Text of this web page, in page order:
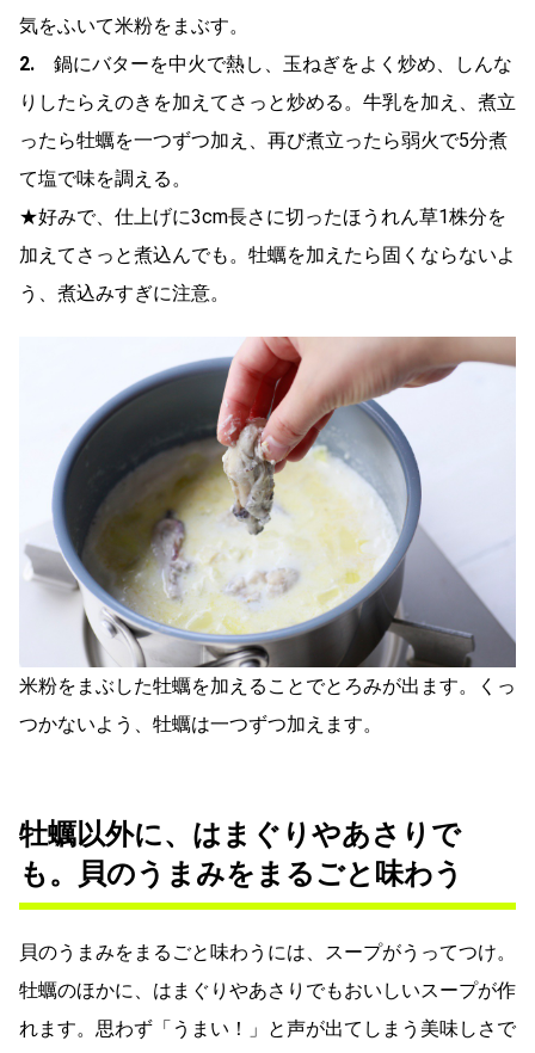
気をふいて米粉をまぶす。
2. 鍋にバターを中火で熱し、玉ねぎをよく炒め、しんな
りしたらえのきを加えてさっと炒める。牛乳を加え、煮立
ったら牡蠣を一つずつ加え、再び煮立ったら弱火で5分煮
て塩で味を調える。
★好みで、仕上げに3cm長さに切ったほうれん草1株分を
加えてさっと煮込んでも。牡蠣を加えたら固くならないよ
う、煮込みすぎに注意。
米粉をまぶした牡蠣を加えることでとろみが出ます。くっ
つかないよう、牡蠣は一つずつ加えます。
牡蠣以外に、はまぐりやあさりで
も。貝のうまみをまるごと味わう
貝のうまみをまるごと味わうには、スープがうってつけ。
牡蠣のほかに、はまぐりやあさりでもおいしいスープが作
れます。思わず「うまい！」と声が出てしまう美味しさで